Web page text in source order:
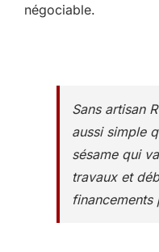
négociable.
Sans artisan
aussi simple
sésame qui
travaux et
financements